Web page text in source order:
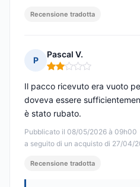
Recensione tradotta
P
Pascal V.
Nota: 2 su 5
Pubblicato il 08/05/2026 à 09h00
a seguito di un acquisto di 27/04/
Il pacco ricevuto era vuoto
doveva essere
è stato rubato.
Recensione tradotta